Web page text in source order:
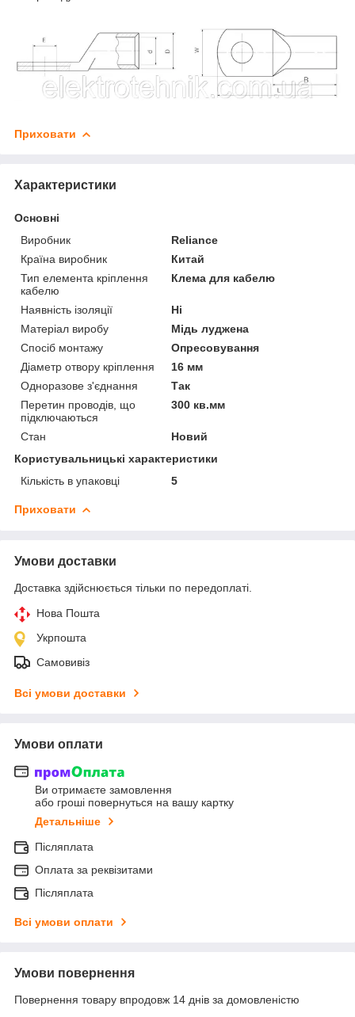
Приховати
Характеристики
Основні
Виробник
Reliance
Країна виробник
Китай
Тип елемента кріплення
кабелю
Клема для кабелю
Наявність ізоляції
Ні
Матеріал виробу
Мідь луджена
Спосіб монтажу
Опресовування
Діаметр отвору кріплення
16 мм
Одноразове з'єднання
Так
Перетин проводів, що
підключаються
300 кв.мм
Стан
Новий
Користувальницькі характеристики
Кількість в упаковці
5
Приховати
Умови доставки
Доставка здійснюється тільки по передоплаті.
Нова Пошта
Укрпошта
Самовивіз
Всі умови доставки
Умови оплати
Ви отримаєте замовлення
або гроші повернуться на вашу картку
Детальніше
Післяплата
Оплата за реквізитами
Післяплата
Всі умови оплати
Умови повернення
Повернення товару впродовж 14 днів за домовленістю